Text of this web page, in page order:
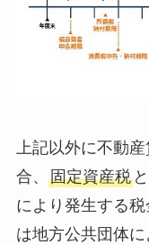
上記以外に不動
合、 固定資産税
により発生する
は地方公共団体